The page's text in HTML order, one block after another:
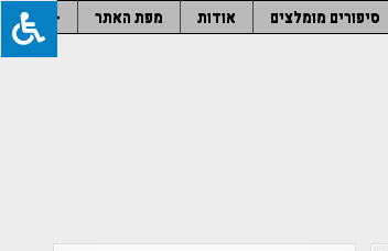
סיפורים מומלצים אודות מפת האתר –